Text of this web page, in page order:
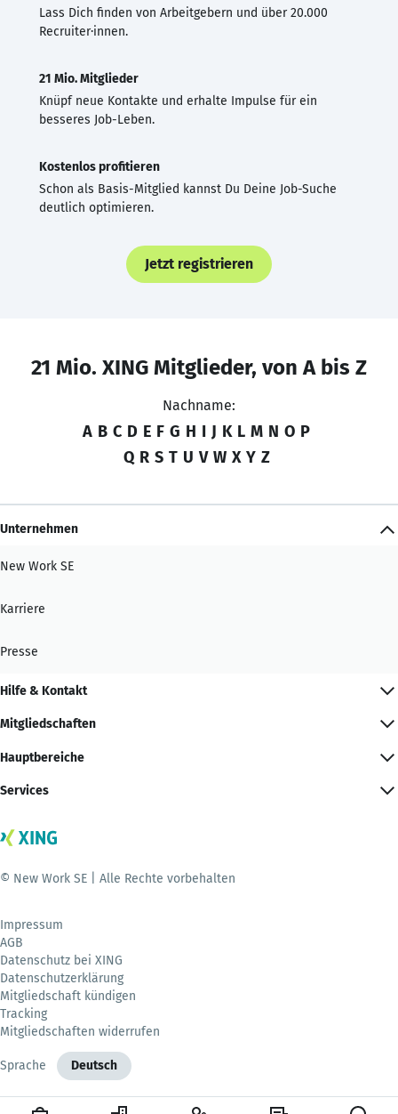
Lass Dich finden von Arbeitgebern und über 20.000
Recruiter·innen.
21 Mio. Mitglieder
Knüpf neue Kontakte und erhalte Impulse für ein
besseres Job-Leben.
Kostenlos profitieren
Schon als Basis-Mitglied kannst Du Deine Job-Suche
deutlich optimieren.
Jetzt registrieren
21 Mio. XING Mitglieder, von A bis Z
Nachname:
A B C D E F G H I J K L M N O P
Q R S T U V W X Y Z
Unternehmen
New Work SE
Karriere
Presse
Hilfe & Kontakt
Mitgliedschaften
Hauptbereiche
Services
© New Work SE | Alle Rechte vorbehalten
Impressum
AGB
Datenschutz bei XING
Datenschutzerklärung
Mitgliedschaft kündigen
Tracking
Mitgliedschaften widerrufen
Sprache Deutsch